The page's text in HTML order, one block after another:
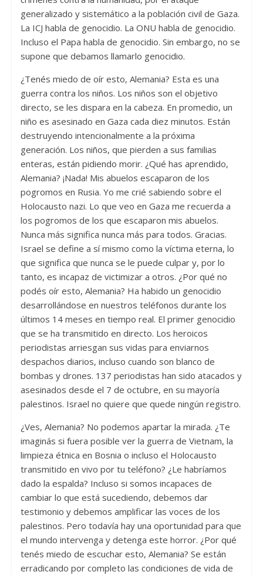
generalizado y sistemático a la población civil de Gaza.
La ICJ habla de genocidio. La ONU habla de genocidio.
Incluso el Papa habla de genocidio. Sin embargo, no se
supone que debamos llamarlo genocidio.
¿Tenés miedo de oír esto, Alemania? Esta es una
guerra contra los niños. Los niños son el objetivo
directo, se les dispara en la cabeza. En promedio, un
niño es asesinado en Gaza cada diez minutos. Están
destruyendo intencionalmente a la próxima
generación. Los niños, que pierden a sus familias
enteras, están pidiendo morir. ¿Qué has aprendido,
Alemania? ¡Nada! Mis abuelos escaparon de los
pogromos en Rusia. Yo me crié sabiendo sobre el
Holocausto nazi. Lo que veo en Gaza me recuerda a
los pogromos de los que escaparon mis abuelos.
Nunca más significa nunca más para todos. Gracias.
Israel se define a sí mismo como la víctima eterna, lo
que significa que nunca se le puede culpar y, por lo
tanto, es incapaz de victimizar a otros. ¿Por qué no
podés oír esto, Alemania? Ha habido un genocidio
desarrollándose en nuestros teléfonos durante los
últimos 14 meses en tiempo real. El primer genocidio
que se ha transmitido en directo. Los heroicos
periodistas arriesgan sus vidas para enviarnos
despachos diarios, incluso cuando son blanco de
bombas y drones. 137 periodistas han sido atacados y
asesinados desde el 7 de octubre, en su mayoría
palestinos. Israel no quiere que quede ningún registro.
¿Ves, Alemania? No podemos apartar la mirada. ¿Te
imaginás si fuera posible ver la guerra de Vietnam, la
limpieza étnica en Bosnia o incluso el Holocausto
transmitido en vivo por tu teléfono? ¿Le habríamos
dado la espalda? Incluso si somos incapaces de
cambiar lo que está sucediendo, debemos dar
testimonio y debemos amplificar las voces de los
palestinos. Pero todavía hay una oportunidad para que
el mundo intervenga y detenga este horror. ¿Por qué
tenés miedo de escuchar esto, Alemania? Se están
erradicando por completo las condiciones de vida de